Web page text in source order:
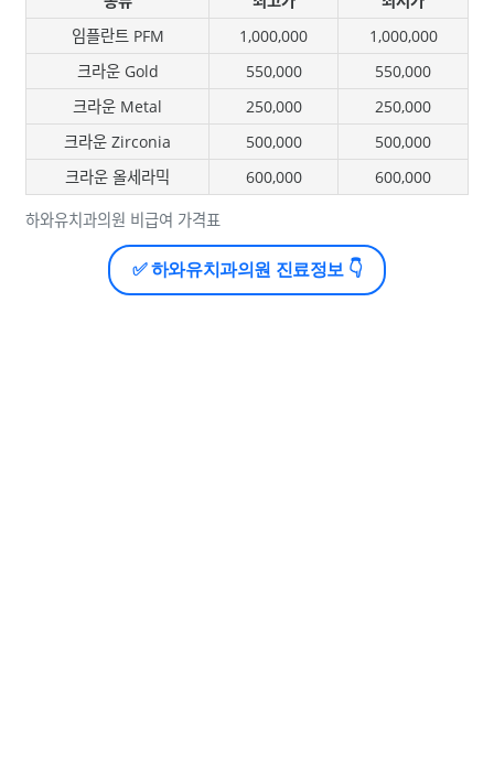
하와유치과의원 비급여 가격표
임플란트 PFM
1,000,000
1,000,000
크라운 Gold
550,000
550,000
크라운 Metal
250,000
250,000
크라운 Zirconia
500,000
500,000
크라운 올세라믹
600,000 600,000
✅ 하와유치과의원 진료정보 👇